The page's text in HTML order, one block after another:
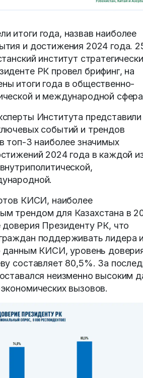
итоги года, назвав наиболее
и достижения 2024 года.
институт
РК провел брифинг, на
итоги года в общественно-
и международной
Института представили
событий и трендов
топ-3 наиболее значимых
2024 года в каждой
КИСИ, наиболее
трендом для Казахстана в
доверия Президенту РК, что
поддерживать лидера и
данным КИСИ, уровень
составляет 80,5%. За
неизменно высоким
вызовов.